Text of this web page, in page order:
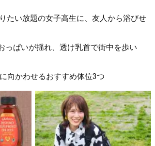
たい放題の女子高生に、友人から浴びせ
っぱいが揺れ、透け乳首で街中を歩い
向かわせるおすすめ体位3つ